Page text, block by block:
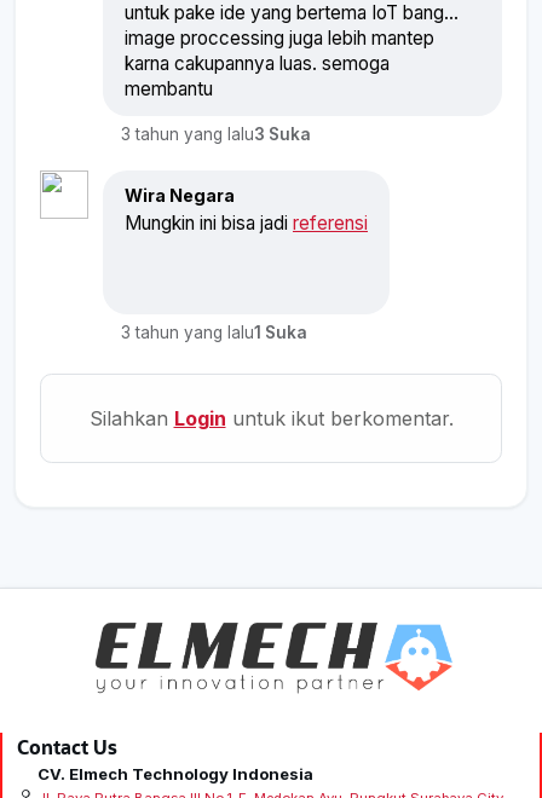
untuk pake ide yang bertema IoT bang...
image proccessing juga lebih mantep
karna cakupannya luas. semoga
membantu
3 tahun yang lalu3 Suka
Wira Negara
Mungkin ini bisa jadi referensi
3 tahun yang lalu1 Suka
Silahkan Login untuk ikut berkomentar.
Contact Us
CV. Elmech Technology Indonesia